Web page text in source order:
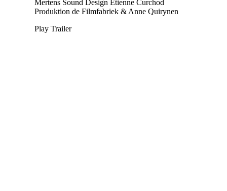
Mertens Sound Design Etienne Curchod
Produktion de Filmfabriek & Anne Quirynen
Play Trailer